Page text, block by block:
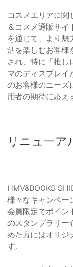
コスメエリアに関
＆コスメ通販サ
を通じて、より魅
活を楽しむお客様
され、特に「推し
マのディスプレイ
のお客様のニーズ
用者の期待に応え
リニューア
HMV&BOOKS
様々なキャンペー
会員限定でポイン
のスタンプラリー
めた方にはオリジ
す。